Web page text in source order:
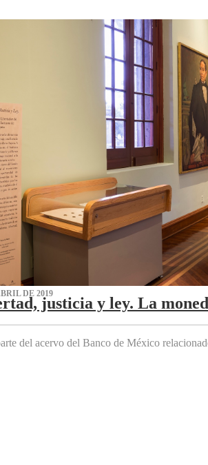
DE 2019
justicia y ley. La
del acervo del Banco de México